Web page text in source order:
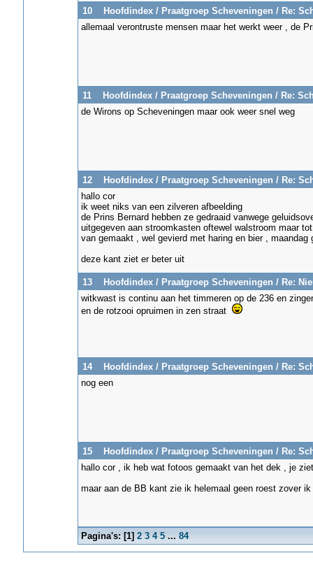
10 Hoofdindex/ Praatgroep Scheveningen / Re:
allemaal verontruste mensen maar het werkt weer , de
11 Hoofdindex/ Praatgroep Scheveningen / Re:
de Wirons op Scheveningen maar ook weer snel weg
12 Hoofdindex/ Praatgroep Scheveningen / Re:
hallo cor
ik weet niks van een zilveren afbeelding
de Prins Bernard hebben ze gedraaid vanwege
uitgegeven aan stroomkasten oftewel walstroom maar
van gemaakt , wel gevierd met haring en bier , maandag
deze kant ziet er beter uit
13 Hoofdindex/ Praatgroep Scheveningen / Re:
witkwast is continu aan het timmeren op de 236 en
en de rotzooi opruimen in zen straat
14 Hoofdindex/ Praatgroep Scheveningen / Re:
nog een
15 Hoofdindex/ Praatgroep Scheveningen / Re:
hallo cor , ik heb wat fotoos gemaakt van het dek , je
maar aan de BB kant zie ik helemaal geen roest zover
Pagina's: [1] 2 3 4 5 ... 84